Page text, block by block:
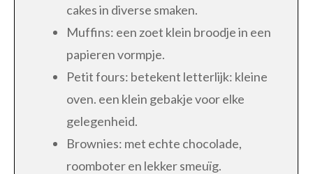
cakes in diverse smaken.
Muffins: een zoet klein broodje in een
papieren vormpje.
Petit fours: betekent letterlijk: kleine
oven. een klein gebakje voor elke
gelegenheid.
Brownies: met echte chocolade,
roomboter en lekker smeuïg.